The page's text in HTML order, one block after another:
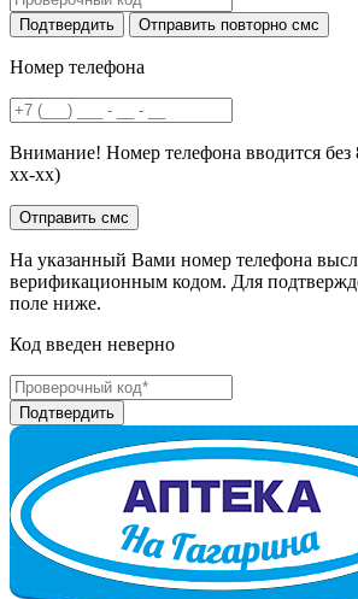
Номер телефона
Внимание! Номер телефона вводится
хх-хх)
На указанный Вами номер телефона
верификационным кодом. Для
поле ниже.
Код введен неверно